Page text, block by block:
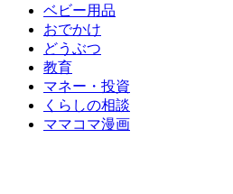
ベビー用品
おでかけ
どうぶつ
教育
マネー・投資
くらしの相談
ママコマ漫画